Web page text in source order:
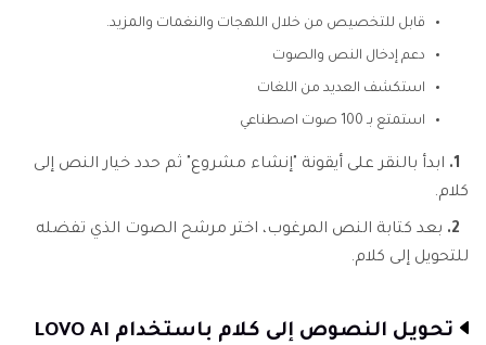
قابل للتخصيص من خلال اللهجات والنغمات والمزيد.
دعم إدخال النص والصوت
استكشف العديد من اللغات
استمتع بـ 100 صوت اصطناعي
1.
ابدأ بالنقر على أيقونة "إنشاء مشروع" ثم حدد خيار النص إلى
كلام.
2.
بعد كتابة النص المرغوب، اختر مرشح الصوت الذي تفضله
للتحويل إلى كلام.
تحويل النصوص إلى كلام باستخدام LOVO AI